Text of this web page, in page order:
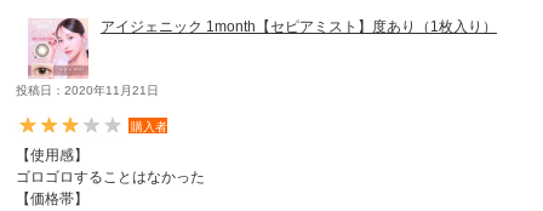
アイジェニック 1month【セピアミスト】度あり（1枚入り）
投稿日：2020年11月21日
購入者
【使用感】
ゴロゴロすることはなかった
【価格帯】